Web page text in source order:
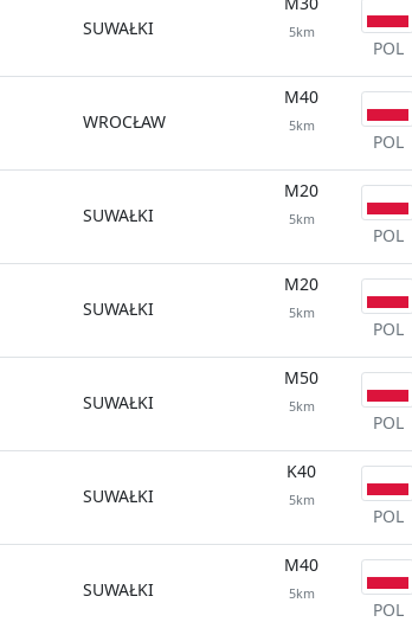
SUWAŁKI 5km
POL
WROCŁAW
M40
5km
POL
SUWAŁKI
M20
5km
POL
SUWAŁKI
M20
5km
POL
SUWAŁKI
M50
5km
POL
SUWAŁKI
K40
5km
POL
SUWAŁKI
M40
5km
POL